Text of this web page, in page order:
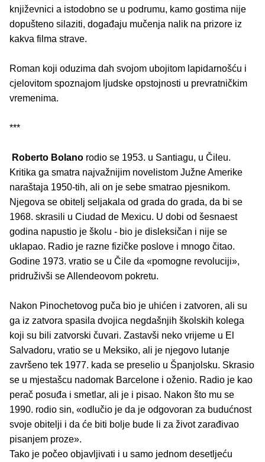
književnici a istodobno se u podrumu, kamo gostima nije
dopušteno silaziti, događaju mučenja nalik na prizore iz
kakva filma strave.
Roman koji oduzima dah svojom ubojitom lapidarnošću i
cjelovitom spoznajom ljudske opstojnosti u prevratničkim
vremenima.
***
Roberto Bolano rodio se 1953. u Santiagu, u Čileu.
Kritika ga smatra najvažnijim novelistom Južne Amerike
naraštaja 1950-tih, ali on je sebe smatrao pjesnikom.
Njegova se obitelj seljakala od grada do grada, da bi se
1968. skrasili u Ciudad de Mexicu. U dobi od šesnaest
godina napustio je školu - bio je disleksičan i nije se
uklapao. Radio je razne fizičke poslove i mnogo čitao.
Godine 1973. vratio se u Čile da «pomogne revoluciji»,
pridruživši se Allendeovom pokretu.
Nakon Pinochetovog puča bio je uhićen i zatvoren, ali su
ga iz zatvora spasila dvojica negdašnjih školskih kolega
koji su bili zatvorski čuvari. Zastavši neko vrijeme u El
Salvadoru, vratio se u Meksiko, ali je njegovo lutanje
završeno tek 1977. kada se preselio u Španjolsku. Skrasio
se u mjestašcu nadomak Barcelone i oženio. Radio je kao
perač posuđa i smetlar, ali je i pisao. Nakon što mu se
1990. rodio sin, «odlučio je da je odgovoran za budućnost
svoje obitelji i da će biti bolje bude li za život zarađivao
pisanjem proze».
Tako je počeo objavljivati i u samo jednom desetljeću